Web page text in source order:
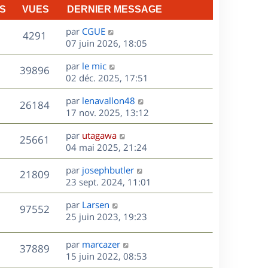
VUES DERNIER MESSAGE
4291
u
e
s
D
e
r
n
i
e
r
m
e
s
s
a
g
e
par CGUE
07 juin 2026, 18:05
39896V
u
D
e
r
n
i
e
r
m
e
s
s
a
g
e
par le mic
02 déc. 2025, 17:51
26184V
u
s
D
e
r
n
i
e
r
m
e
s
s
a
g
e
par lenavallon48
17 nov. 2025, 13:12
25661
u
s
D
e
r
n
i
e
r
m
e
s
s
par utagawa
04 mai 2025, 21:24
21809V
u
e
D
e
r
n
i
e
r
m
e
par josephbutler
23 sept. 2024, 11:01
97552V
u
e
D
e
n
i
e
par Larsen
25 juin 2023, 19:23
37889V
D
e
par marcazer
15 juin 2022, 08:53